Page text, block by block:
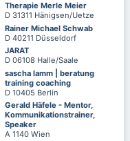
Therapie Merle Meier
D 31311 Hänigsen/Uetze
Rainer Michael Schwab
D 40211 Düsseldorf
JARAT
D 06108 Halle/Saale
sascha lamm | beratung
training coaching
D 10405 Berlin
Gerald Häfele - Mentor,
Kommunikationstrainer,
Speaker
A 1140 Wien